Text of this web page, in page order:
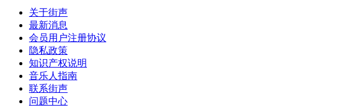
关于街声
最新消息
会员用户注册协议
隐私政策
知识产权说明
音乐人指南
联系街声
问题中心